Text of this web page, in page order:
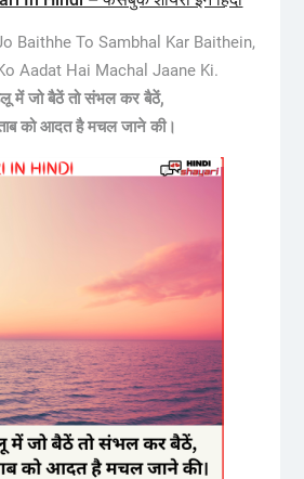
Baithhe To Sambhal Kar Baithein,
Aadat Hai Machal Jaane Ki.
में जो बैठें तो संभल कर बैठें,
को आदत है मचल जाने की।